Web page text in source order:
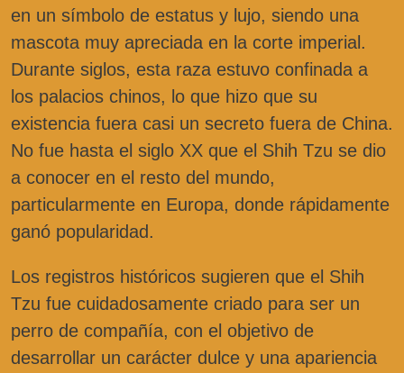
en un símbolo de estatus y lujo, siendo una
mascota muy apreciada en la corte imperial.
Durante siglos, esta raza estuvo confinada a
los palacios chinos, lo que hizo que su
existencia fuera casi un secreto fuera de China.
No fue hasta el siglo XX que el Shih Tzu se dio
a conocer en el resto del mundo,
particularmente en Europa, donde rápidamente
ganó popularidad.
Los registros históricos sugieren que el Shih
Tzu fue cuidadosamente criado para ser un
perro de compañía, con el objetivo de
desarrollar un carácter dulce y una apariencia